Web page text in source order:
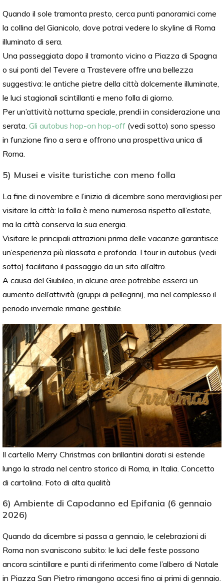
Quando il sole tramonta presto, cerca punti panoramici come
la collina del Gianicolo, dove potrai vedere lo skyline di Roma
illuminato di sera.
Una passeggiata dopo il tramonto vicino a Piazza di Spagna
o sui ponti del Tevere a Trastevere offre una bellezza
suggestiva: le antiche pietre della città dolcemente illuminate,
le luci stagionali scintillanti e meno folla di giorno.
Per un’attività notturna speciale, prendi in considerazione una
serata. Gli autobus hop-on hop-off (vedi sotto) sono spesso
in funzione fino a sera e offrono una prospettiva unica di
Roma.
5) Musei e visite turistiche con meno folla
La fine di novembre e l’inizio di dicembre sono meravigliosi per
visitare la città: la folla è meno numerosa rispetto all’estate,
ma la città conserva la sua energia.
Visitare le principali attrazioni prima delle vacanze garantisce
un’esperienza più rilassata e profonda. I tour in autobus (vedi
sotto) facilitano il passaggio da un sito all’altro.
A causa del Giubileo, in alcune aree potrebbe esserci un
aumento dell’attività (gruppi di pellegrini), ma nel complesso il
periodo invernale rimane gestibile.
Il cartello Merry Christmas con brillantini dorati si estende
lungo la strada nel centro storico di Roma, in Italia. Concetto
di cartolina. Foto di alta qualità
6) Ambiente di Capodanno ed Epifania (6 gennaio
2026)
Quando da dicembre si passa a gennaio, le celebrazioni di
Roma non svaniscono subito: le luci delle feste possono
ancora scintillare e punti di riferimento come l’albero di Natale
in Piazza San Pietro rimangono accesi fino ai primi di gennaio.